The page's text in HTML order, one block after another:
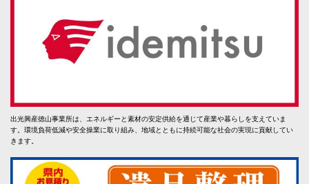
出光興産徳山事業所は、エネルギーと素材の安定供給を通じて産業や暮らしを支えていま
す。環境負荷低減や安全操業に取り組み、地域とともに持続可能な社会の実現に貢献してい
きます。